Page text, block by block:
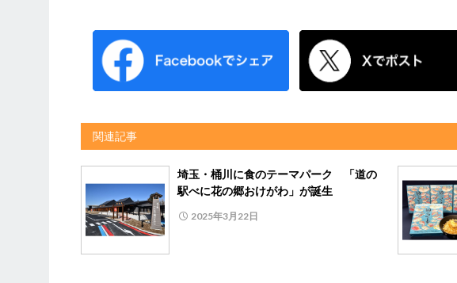
関連記事
埼玉・桶川に食のテーマパーク 「道の
駅べに花の郷おけがわ」が誕生
2025年3月22日